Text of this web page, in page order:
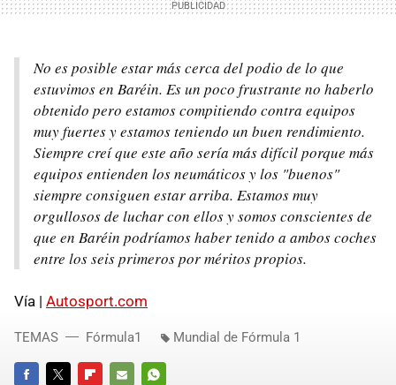
No es posible estar más cerca del podio de lo que
estuvimos en Baréin. Es un poco frustrante no haberlo
obtenido pero estamos compitiendo contra equipos
muy fuertes y estamos teniendo un buen rendimiento.
Siempre creí que este año sería más difícil porque más
equipos entienden los neumáticos y los "buenos"
siempre consiguen estar arriba. Estamos muy
orgullosos de luchar con ellos y somos conscientes de
que en Baréin podríamos haber tenido a ambos coches
entre los seis primeros por méritos propios.
Vía | Autosport.com
TEMAS Fórmula1 Mundial de Fórmula 1